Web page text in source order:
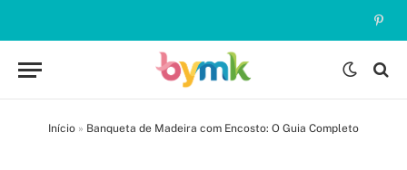
Início » Banqueta de Madeira com Encosto: O Guia Completo